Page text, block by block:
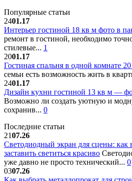
Популярные статьи
2401.17
Интерьер гостиной 18 кв м фото в
ремонт в гостиной, необходимо
стилевые... 1
2001.17
Гостиная спальня в одной комнате
семьи есть возможность жить в
2401.17
Дизайн кухни гостиной 13 кв м —
Возможно ли создать уютную и
сохранив... 0
Последние статьи
2107.26
Светодиодный экран для сцены: как
заставить светиться красиво
уже давно не просто технический... 0
0307.26